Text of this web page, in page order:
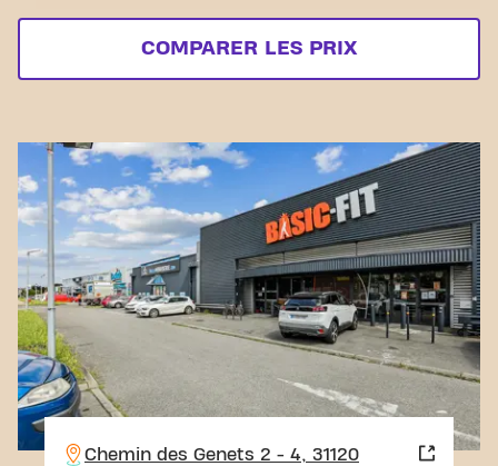
COMPARER LES PRIX
Chemin des Genets 2 - 4, 31120